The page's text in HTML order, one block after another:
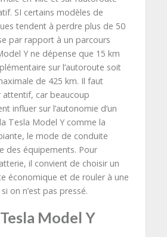
SI certains modèles de
tendent à perdre plus de 50
par rapport à un parcours
Y ne dépense que 15 km
sur l’autoroute soit
de 425 km. Il faut
attentif, car beaucoup
influer sur l’autonomie d’un
Tesla Model Y comme la
le mode de conduite
des équipements. Pour
il convient de choisir un
économique et de rouler à une
on n’est pas pressé.
Model Y